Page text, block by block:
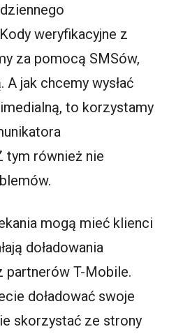
weryfikacyjne z
za pomocą SMSów,
A jak chcemy wysłać
to korzystamy
tym również nie
mogą mieć klienci
doładowania
partnerów T-Mobile.
doładować swoje
skorzystać ze strony